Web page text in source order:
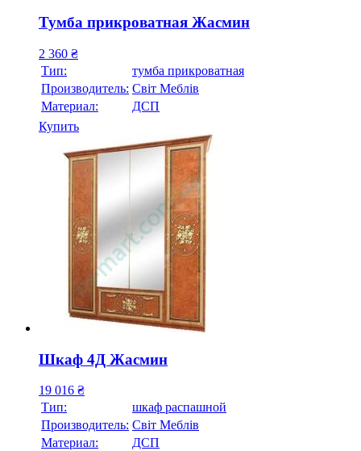
Тумба прикроватная Жасмин
2 360 ₴
Тип:
тумба прикроватная
Производитель: Свiт Меблiв
Материал:
ДСП
Купить
Шкаф 4Д Жасмин
19 016 ₴
Тип:
шкаф распашной
Производитель: Свiт Меблiв
Материал:
ДСП